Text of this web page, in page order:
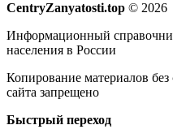
CentryZanyatosti.top © 2026
Информационный
населения в России
Копирование материалов
сайта запрещено
Быстрый переход